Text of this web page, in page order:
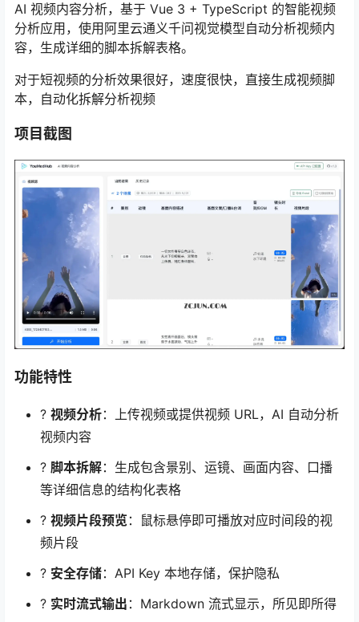
AI 视频内容分析，基于 Vue 3 + TypeScript 的智能视频
分析应用，使用阿里云通义千问视觉模型自动分析视频内
容，生成详细的脚本拆解表格。
对于短视频的分析效果很好，速度很快，直接生成视频脚
本，自动化拆解分析视频
项目截图
功能特性
? 视频分析：上传视频或提供视频 URL，AI 自动分析
视频内容
? 脚本拆解：生成包含景别、运镜、画面内容、口播
等详细信息的结构化表格
? 视频片段预览：鼠标悬停即可播放对应时间段的视
频片段
? 安全存储：API Key 本地存储，保护隐私
? 实时流式输出 ：Markdown 流式显示，所见即所得